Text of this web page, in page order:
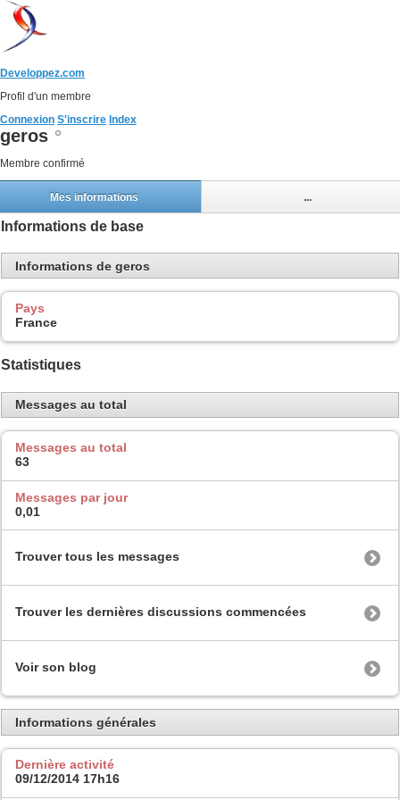
Developpez.com
Profil d'un membre
Connexion S'inscrire Index
geros
Membre confirmé
Mes informations ...
Informations de base
Informations de geros
Pays
France
Statistiques
Messages au total
Messages au total
63
Messages par jour
0,01
Trouver tous les messages
Trouver les dernières discussions commencées
Voir son blog
Informations générales
Dernière activité
09/12/2014 17h16